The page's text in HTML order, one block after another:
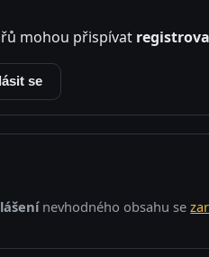
mohou přispívat
se
nevhodného obsahu se